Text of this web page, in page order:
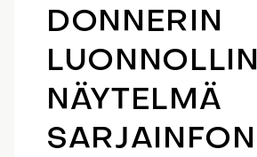
DONNERIN
NÄYTELMÄ
SARJAINFON